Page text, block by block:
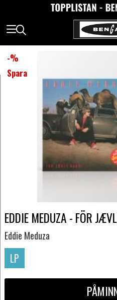
-%
Spara
EDDIE MEDUZA - FÖR
Eddie Meduza
LP